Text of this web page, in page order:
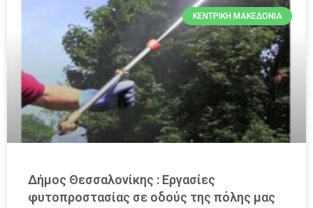
ΚΕΝΤΡΙΚΉ ΜΑΚΕΔΟΝΊΑ
Δήμος Θεσσαλονίκης : Εργασίες
φυτοπροστασίας σε οδούς της πόλης μας